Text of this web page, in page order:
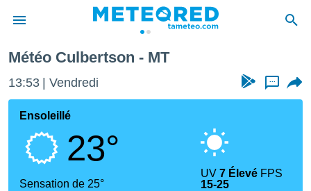
de
Météo Culbertson - MT
13:53 Vendredi ...
Ensoleillé
23°
Sensation de 25°
UV7 Élevé FPS
15-25